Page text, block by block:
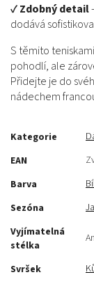
✔Zdobný detail
dodává
S těmito
pohodlí, ale
Přidejte je do
nádechem
Kategorie
EAN
Barva
Sezóna
Vyjímatelná
stélka
Svršek